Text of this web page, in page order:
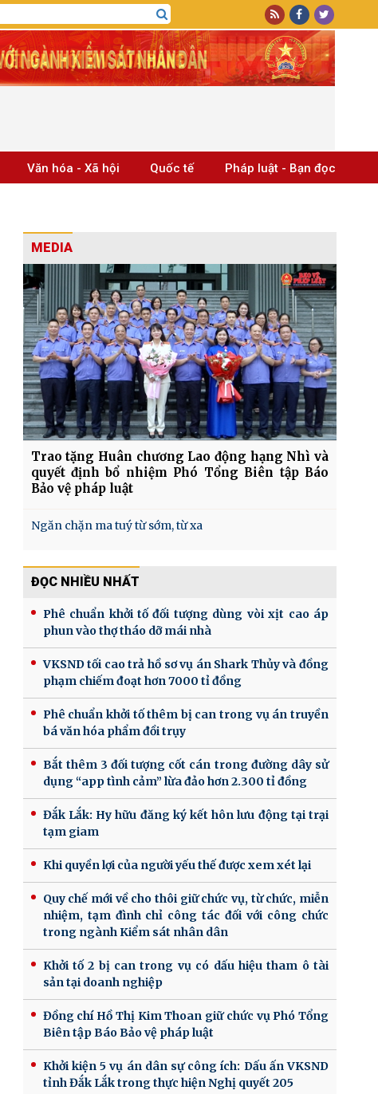
Văn hóa - Xã hội Quốc tế Pháp luật - Bạn đọc
MEDIA
Trao tặng Huân chương Lao động hạng Nhì và
quyết định bổ nhiệm Phó Tổng Biên tập Báo
Bảo vệ pháp luật
Ngăn chặn ma tuý từ sớm, từ xa
ĐỌC NHIỀU NHẤT
Phê chuẩn khởi tố đối tượng dùng vòi xịt cao áp
phun vào thợ tháo dỡ mái nhà
VKSND tối cao trả hồ sơ vụ án Shark Thủy và đồng
phạm chiếm đoạt hơn 7000 tỉ đồng
Phê chuẩn khởi tố thêm bị can trong vụ án truyền
bá văn hóa phẩm đồi trụy
Bắt thêm 3 đối tượng cốt cán trong đường dây sử
dụng “app tình cảm” lừa đảo hơn 2.300 tỉ đồng
Đắk Lắk: Hy hữu đăng ký kết hôn lưu động tại trại
tạm giam
Khi quyền lợi của người yếu thế được xem xét lại
Quy chế mới về cho thôi giữ chức vụ, từ chức, miễn
nhiệm, tạm đình chỉ công tác đối với công chức
trong ngành Kiểm sát nhân dân
Khởi tố 2 bị can trong vụ có dấu hiệu tham ô tài
sản tại doanh nghiệp
Đồng chí Hồ Thị Kim Thoan giữ chức vụ Phó Tổng
Biên tập Báo Bảo vệ pháp luật
Khởi kiện 5 vụ án dân sự công ích: Dấu ấn VKSND
tỉnh Đắk Lắk trong thực hiện Nghị quyết 205